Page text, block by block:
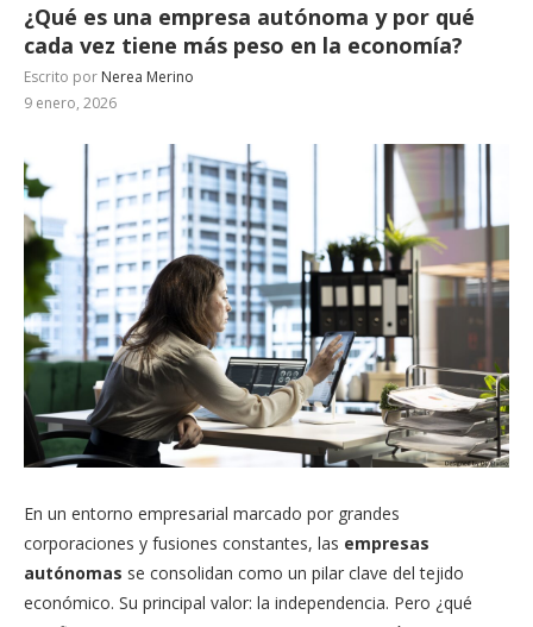
¿Qué es una empresa autónoma y por qué
cada vez tiene más peso en la economía?
Escrito por Nerea Merino
9 enero, 2026
En un entorno empresarial marcado por grandes
corporaciones y fusiones constantes, las empresas
autónomas se consolidan como un pilar clave del tejido
económico. Su principal valor: la independencia. Pero ¿qué